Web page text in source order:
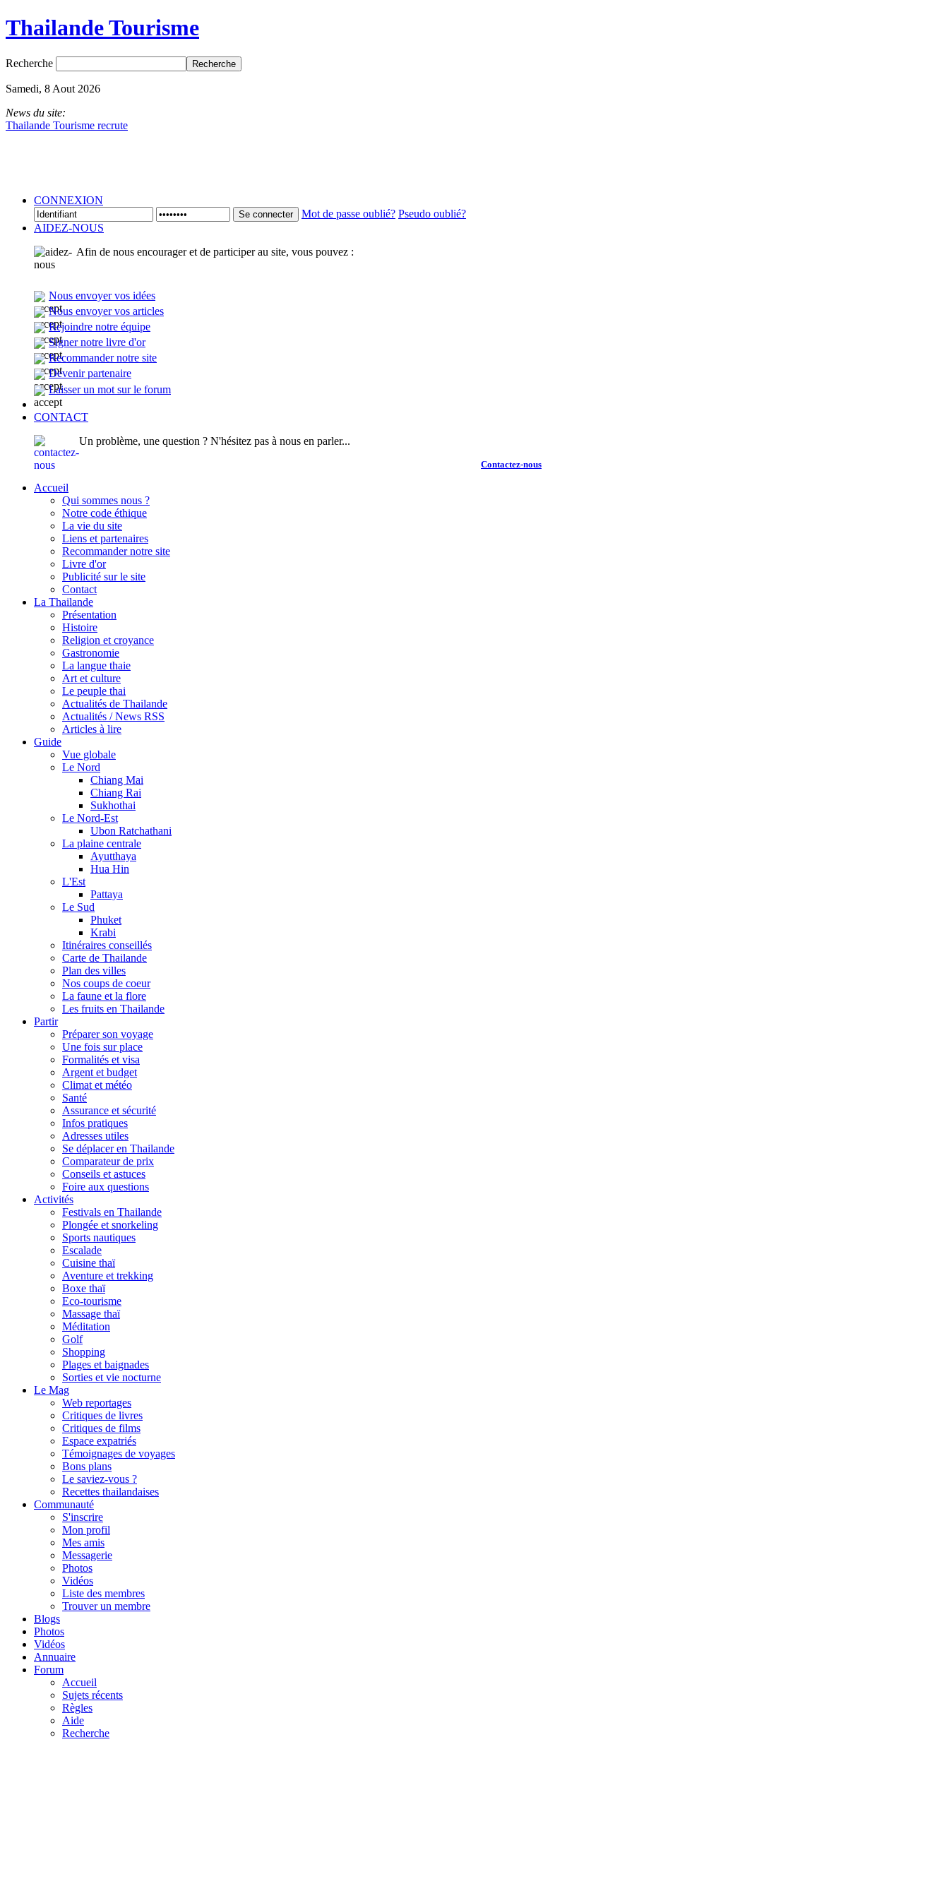
Thailande Tourisme
Recherche
Samedi, 8 Aout 2026
News du site:
Thailande Tourisme recrute
CONNEXION
Se connecter Mot de passe oublié? Pseudo oublié?
AIDEZ-NOUS
Afin de nous encourager et de participer au site, vous pouvez :
Nous envoyer vos idées
Nous envoyer vos articles
Rejoindre notre équipe
Signer notre livre d'or
Recommander notre site
Devenir partenaire
Laisser un mot sur le forum
CONTACT
Un problème, une question ? N'hésitez pas à nous en parler...
Contactez-nous
Accueil
Qui sommes nous ?
Notre code éthique
La vie du site
Liens et partenaires
Recommander notre site
Livre d'or
Publicité sur le site
Contact
La Thailande
Présentation
Histoire
Religion et croyance
Gastronomie
La langue thaie
Art et culture
Le peuple thai
Actualités de Thailande
Actualités / News RSS
Articles à lire
Guide
Vue globale
Le Nord
Chiang Mai
Chiang Rai
Sukhothai
Le Nord-Est
Ubon Ratchathani
La plaine centrale
Ayutthaya
Hua Hin
L'Est
Pattaya
Le Sud
Phuket
Krabi
Itinéraires conseillés
Carte de Thailande
Plan des villes
Nos coups de coeur
La faune et la flore
Les fruits en Thailande
Partir
Préparer son voyage
Une fois sur place
Formalités et visa
Argent et budget
Climat et météo
Santé
Assurance et sécurité
Infos pratiques
Adresses utiles
Se déplacer en Thailande
Comparateur de prix
Conseils et astuces
Foire aux questions
Activités
Festivals en Thailande
Plongée et snorkeling
Sports nautiques
Escalade
Cuisine thaï
Aventure et trekking
Boxe thaï
Eco-tourisme
Massage thaï
Méditation
Golf
Shopping
Plages et baignades
Sorties et vie nocturne
Le Mag
Web reportages
Critiques de livres
Critiques de films
Espace expatriés
Témoignages de voyages
Bons plans
Le saviez-vous ?
Recettes thailandaises
Communauté
S'inscrire
Mon profil
Mes amis
Messagerie
Photos
Vidéos
Liste des membres
Trouver un membre
Blogs
Photos
Vidéos
Annuaire
Forum
Accueil
Sujets récents
Règles
Aide
Recherche